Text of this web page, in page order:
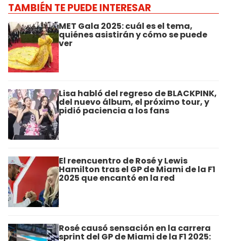
TAMBIÉN TE PUEDE INTERESAR
MET Gala 2025: cuál es el tema,
quiénes asistirán y cómo se puede
ver
Lisa habló del regreso de BLACKPINK,
del nuevo álbum, el próximo tour, y
pidió paciencia a los fans
El reencuentro de Rosé y Lewis
Hamilton tras el GP de Miami de la F1
2025 que encantó en la red
Rosé causó sensación en la carrera
sprint del GP de Miami de la F1 2025: